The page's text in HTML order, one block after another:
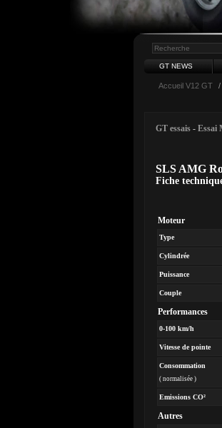
GT NEWS
Accueil V12 GT /
GT essais - Essai
SLS AMG
Fiche
Moteur
Type
Cylindrée
Puissance
Couple
Performances
0-100 km/h
Vitesse de pointe
Consommation
( normalisée )
Emissions CO²
Autres